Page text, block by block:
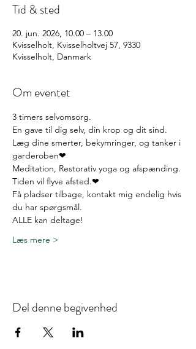
Tid & sted
20. jun. 2026, 10.00 – 13.00
Kvisselholt, Kvisselholtvej 57, 9330
Kvisselholt, Danmark
Om eventet
3 timers selvomsorg.
En gave til dig selv, din krop og dit sind.
Læg dine smerter, bekymringer, og tanker i
garderoben❤
Meditation, Restorativ yoga og afspænding.
Tiden vil flyve afsted.❤
Få pladser tilbage, kontakt mig endelig hvis
du har spørgsmål.
ALLE kan deltage!
Læs mere >
Del denne begivenhed